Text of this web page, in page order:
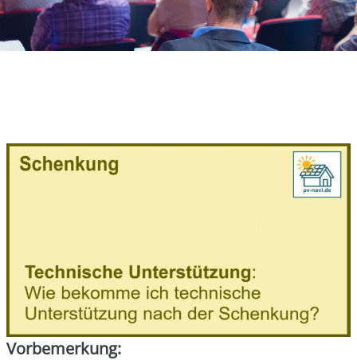
Vor­be­mer­kung: